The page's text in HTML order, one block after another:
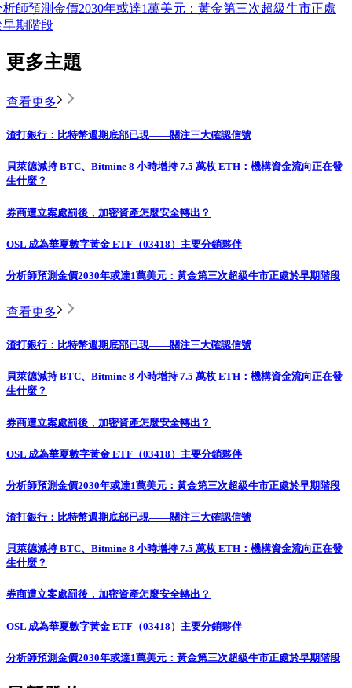
析師預測金價2030年或達1萬美元：黃金第三次超級牛市正處
早期階段
更多主題
查看更多
渣打銀行：比特幣週期底部已現——關注三大確認信號
貝萊德減持 BTC、Bitmine 8 小時增持 7.5 萬枚 ETH：機構資金流向正在發
生什麼？
券商遭立案處罰後，加密資產怎麼安全轉出？
OSL 成為華夏數字黃金 ETF（03418）主要分銷夥伴
分析師預測金價2030年或達1萬美元：黃金第三次超級牛市正處於早期階段
查看更多
渣打銀行：比特幣週期底部已現——關注三大確認信號
貝萊德減持 BTC、Bitmine 8 小時增持 7.5 萬枚 ETH：機構資金流向正在發
生什麼？
券商遭立案處罰後，加密資產怎麼安全轉出？
OSL 成為華夏數字黃金 ETF（03418）主要分銷夥伴
分析師預測金價2030年或達1萬美元：黃金第三次超級牛市正處於早期階段
渣打銀行：比特幣週期底部已現——關注三大確認信號
貝萊德減持 BTC、Bitmine 8 小時增持 7.5 萬枚 ETH：機構資金流向正在發
生什麼？
券商遭立案處罰後，加密資產怎麼安全轉出？
OSL 成為華夏數字黃金 ETF（03418）主要分銷夥伴
分析師預測金價2030年或達1萬美元：黃金第三次超級牛市正處於早期階段